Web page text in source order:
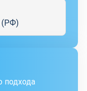
(РФ)
подхода